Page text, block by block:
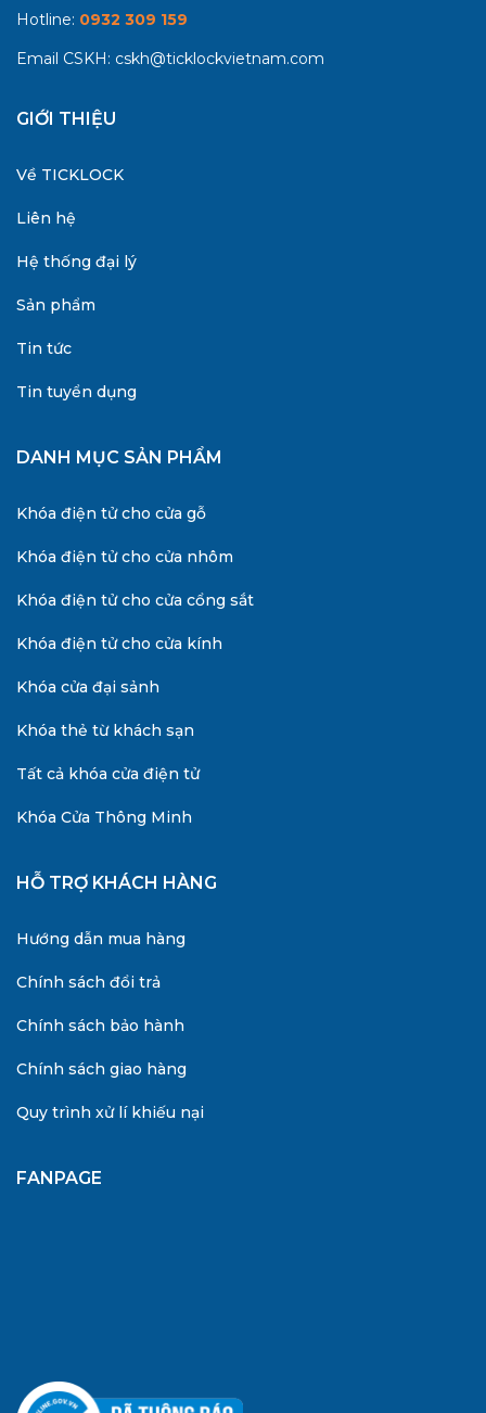
Hotline: 0932 309 159
Email CSKH: cskh@ticklockvietnam.com
GIỚI THIỆU
Về TICKLOCK
Liên hệ
Hệ thống đại lý
Sản phẩm
Tin tức
Tin tuyển dụng
DANH MỤC SẢN PHẨM
Khóa điện tử cho cửa gỗ
Khóa điện tử cho cửa nhôm
Khóa điện tử cho cửa cổng sắt
Khóa điện tử cho cửa kính
Khóa cửa đại sảnh
Khóa thẻ từ khách sạn
Tất cả khóa cửa điện tử
Khóa Cửa Thông Minh
HỖ TRỢ KHÁCH HÀNG
Hướng dẫn mua hàng
Chính sách đổi trả
Chính sách bảo hành
Chính sách giao hàng
Quy trình xử lí khiếu nại
FANPAGE